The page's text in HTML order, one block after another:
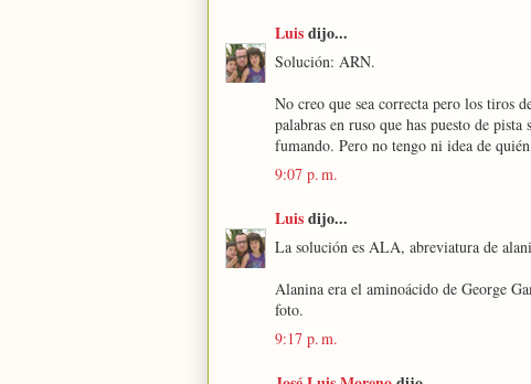
Luisdijo...
Solución: ARN.
No creo que sea correcta pero los tiros
palabras en ruso que has puesto de
fumando. Pero no tengo ni idea de
9:07 p. m.
Luisdijo...
La solución es ALA, abreviatura de
Alanina era el aminoácido de George
foto.
9:17 p. m.